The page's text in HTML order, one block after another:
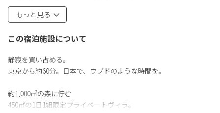
・寝室③（布団×8）
・寝室④（セミダブル×2・折畳みセミダブル×１・シングル×
・寝室⑤（二段べッド×２・折畳みシングル×１）
■ 設備
・バスルーム：1
・トイレ：2
もっと見る
この宿泊施設について
静寂を買い占める。
東京から約60分。日本で、ウブドのような時間を。
約1,000㎡の森に佇む
450㎡の1日1組限定プライベートヴィラ。